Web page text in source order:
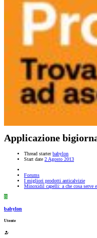
Applicazione
Thread starter babylon
Start date 2 Agosto 2013
Forums
I migliori prodotti anticalvizie
Minoxidil capelli: a che cosa serve
B
babylon
Utente